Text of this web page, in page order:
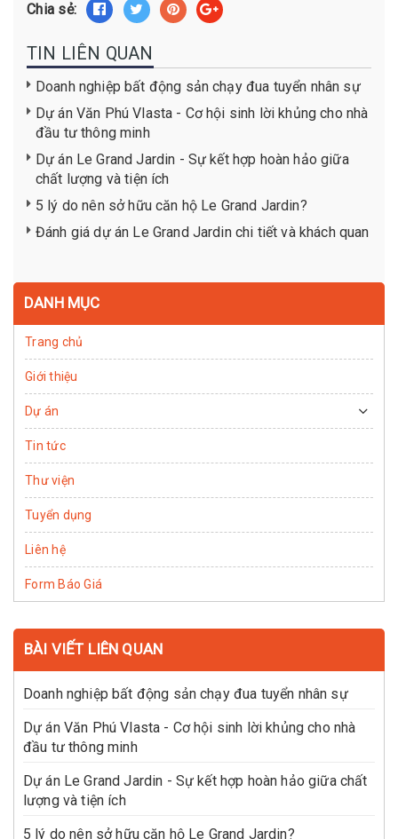
Chia sẻ:
TIN LIÊN QUAN
Doanh nghiệp bất động sản chạy đua tuyển nhân sự
Dự án Văn Phú Vlasta - Cơ hội sinh lời khủng cho nhà
đầu tư thông minh
Dự án Le Grand Jardin - Sự kết hợp hoàn hảo giữa
chất lượng và tiện ích
5 lý do nên sở hữu căn hộ Le Grand Jardin?
Đánh giá dự án Le Grand Jardin chi tiết và khách quan
DANH MỤC
Trang chủ
Giới thiệu
Dự án
Tin tức
Thư viện
Tuyển dụng
Liên hệ
Form Báo Giá
BÀI VIẾT LIÊN QUAN
Doanh nghiệp bất động sản chạy đua tuyển nhân sự
Dự án Văn Phú Vlasta - Cơ hội sinh lời khủng cho nhà
đầu tư thông minh
Dự án Le Grand Jardin - Sự kết hợp hoàn hảo giữa chất
lượng và tiện ích
5 lý do nên sở hữu căn hộ Le Grand Jardin?